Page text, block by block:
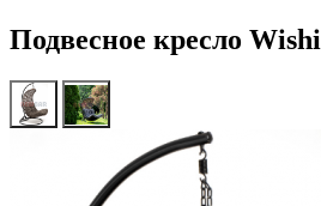
Подвесное кресло Wishi